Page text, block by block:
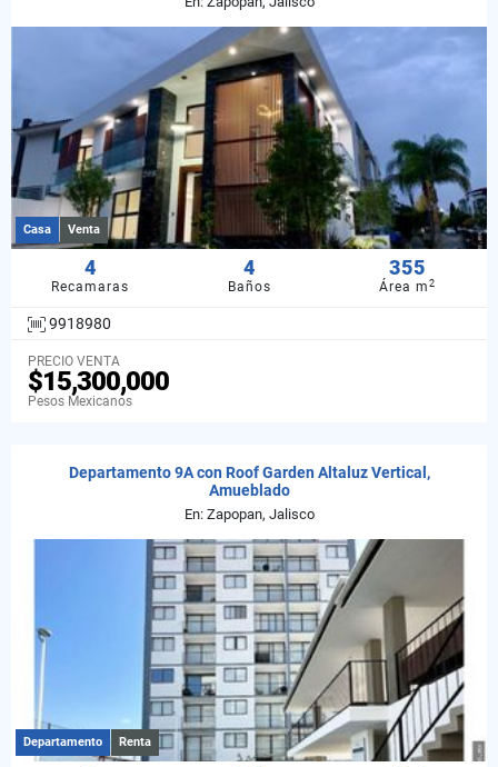
Casa Venta
4
Recamaras
4
Baños
355
Área m2
9918980
PRECIO VENTA
$15,300,000
Pesos Mexicanos
Departamento 9A con Roof Garden Altaluz Vertical,
Amueblado
En: Zapopan, Jalisco
Departamento Renta